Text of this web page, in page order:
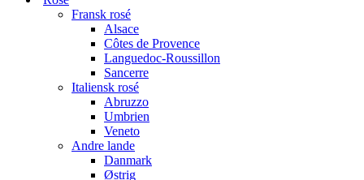
Fransk rosé
Alsace
Côtes de Provence
Languedoc-Roussillon
Sancerre
Italiensk rosé
Abruzzo
Umbrien
Veneto
Andre lande
Danmark
Østrig